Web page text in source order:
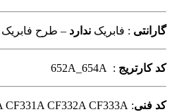
گارانتی : فابریک ندارد – طرح فابریک
کد کارتریج : 652A_654A
کد فنی: CF330A CF331A CF332A CF333A